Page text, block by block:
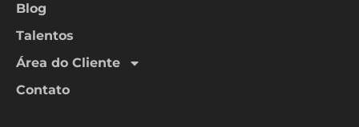
Blog
Talentos
Área do Cliente
Contato